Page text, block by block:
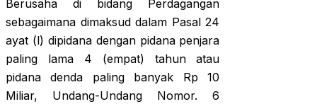
Berusaha di bidang Perdagangan
sebagaimana dimaksud dalam Pasal 24
ayat (l) dipidana dengan pidana penjara
paling lama 4 (empat) tahun atau
pidana denda paling banyak Rp 10
Miliar, Undang-Undang Nomor. 6